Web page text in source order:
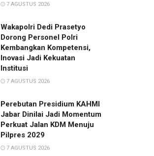
7 AGUSTUS 2026
Wakapolri Dedi Prasetyo
Dorong Personel Polri
Kembangkan Kompetensi,
Inovasi Jadi Kekuatan
Institusi
7 AGUSTUS 2026
Perebutan Presidium KAHMI
Jabar Dinilai Jadi Momentum
Perkuat Jalan KDM Menuju
Pilpres 2029
7 AGUSTUS 2026